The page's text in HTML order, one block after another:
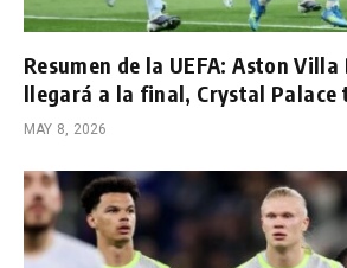
Resumen de la UEFA: Aston
llegará a la final, Crystal Palace
MAY 8, 2026